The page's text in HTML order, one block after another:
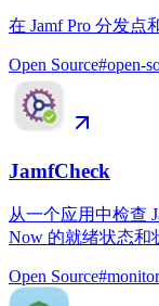
在 Jamf Pro 分发点
Open Source#open-
JamfCheck
从一个应用中检查
Now 的就绪状态和
Open Source#